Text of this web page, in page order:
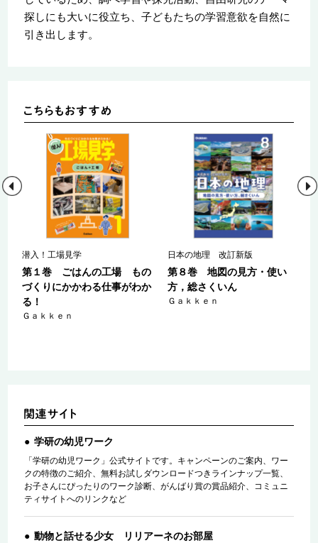
探しにも大いに役立ち、子どもたちの学習意欲を自然に
引き出します。
潜入！工場見学
第１巻 ごはんの工場 もの
づくりにかかわる仕事がわか
る！
Ｇａｋｋｅｎ
日本の地理 改訂新版
第８巻 地図の見方・使い
方，総さくいん
Ｇａｋｋｅｎ
学研の幼児ワーク
「学研の幼児ワーク」公式サイトです。キャンペーンのご案内、ワー
クの特徴のご紹介、無料お試しダウンロードつきラインナップ一覧、
お子さんにぴったりのワーク診断、がんばり賞の賞品紹介、コミュニ
ティサイトへのリンクなど
動物と話せる少女 リリアーネのお部屋